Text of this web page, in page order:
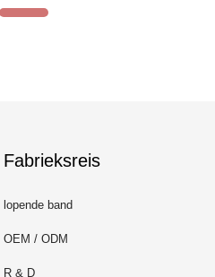
Fabrieksreis
lopende band
OEM / ODM
R & D